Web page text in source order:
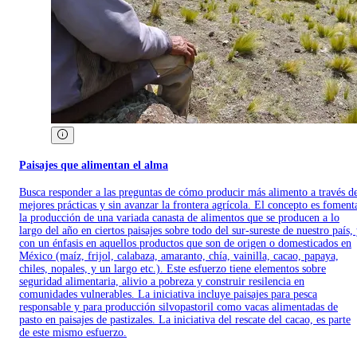
Paisajes que alimentan el alma
Busca responder a las preguntas de cómo producir más alimento a través
mejores prácticas y sin avanzar la frontera agrícola. El concepto es
la producción de una variada canasta de alimentos que se producen a lo
largo del año en ciertos paisajes sobre todo del sur-sureste de nuestro país,
con un énfasis en aquellos productos que son de origen o domesticados en
México (maíz, frijol, calabaza, amaranto, chía, vainilla, cacao, papaya,
chiles, nopales, y un largo etc.). Este esfuerzo tiene elementos sobre
seguridad alimentaria, alivio a pobreza y construir resilencia en
comunidades vulnerables. La iniciativa incluye paisajes para pesca
responsable y para producción silvopastoril como vacas alimentadas de
pasto en paisajes de pastizales. La iniciativa del rescate del cacao, es parte
de este mismo esfuerzo.